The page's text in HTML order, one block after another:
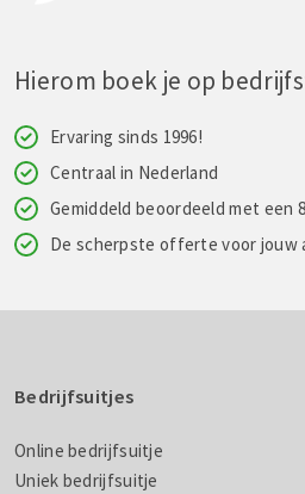
Hierom boek je op
Ervaring sinds 1996!
Centraal in Nederland
Gemiddeld beoordeeld met een
De scherpste offerte voor jouw
Bedrijfsuitjes
Online bedrijfsuitje
Uniek bedrijfsuitje